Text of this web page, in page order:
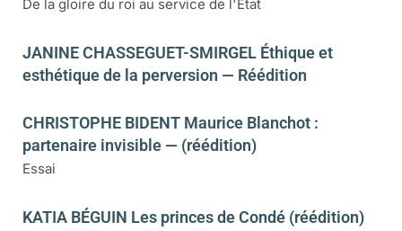
De la gloire du roi au service de l'État
JANINE CHASSEGUET-SMIRGEL Éthique et
esthétique de la perversion — Réédition
CHRISTOPHE BIDENT Maurice Blanchot :
partenaire invisible — (réédition)
Essai
KATIA BÉGUIN Les princes de Condé (réédition)